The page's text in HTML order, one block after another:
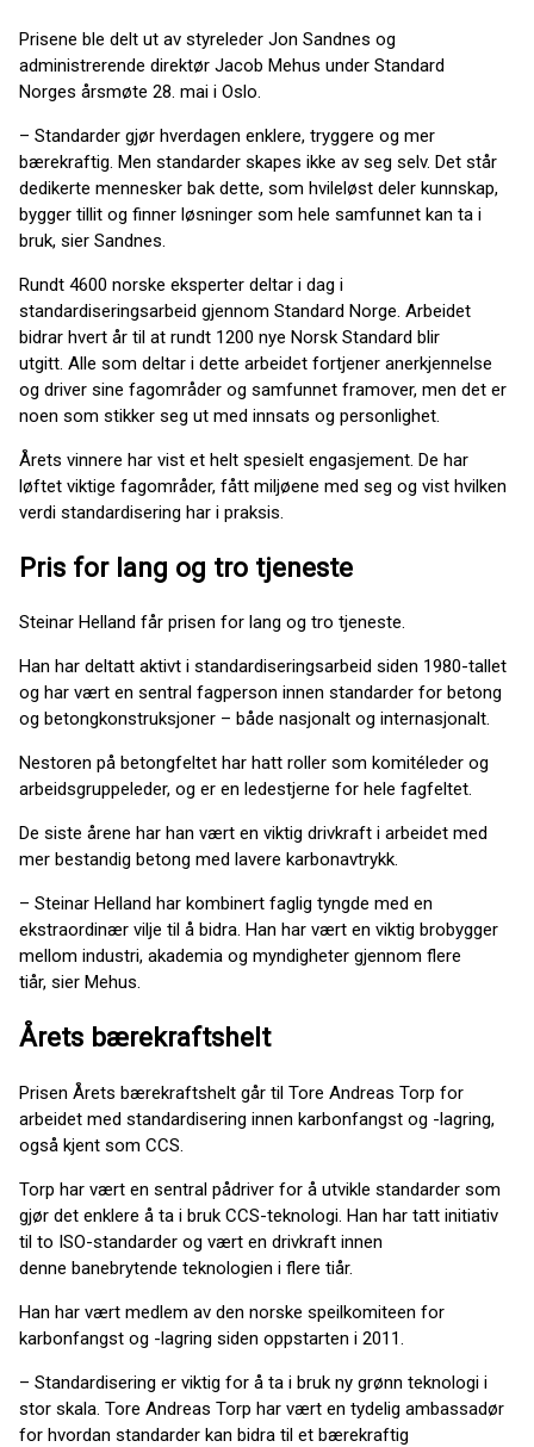
Prisene ble delt ut av styreleder Jon Sandnes og
administrerende direktør Jacob Mehus under Standard
Norges årsmøte 28. mai i Oslo.
– Standarder gjør hverdagen enklere, tryggere og mer
bærekraftig. Men standarder skapes ikke av seg selv. Det står
dedikerte mennesker bak dette, som hvileløst deler kunnskap,
bygger tillit og finner løsninger som hele samfunnet kan ta i
bruk, sier Sandnes.
Rundt 4600 norske eksperter deltar i dag i
standardiseringsarbeid gjennom Standard Norge. Arbeidet
bidrar hvert år til at rundt 1200 nye Norsk Standard blir
utgitt. Alle som deltar i dette arbeidet fortjener anerkjennelse
og driver sine fagområder og samfunnet framover, men det er
noen som stikker seg ut med innsats og personlighet.
Årets vinnere har vist et helt spesielt engasjement. De har
løftet viktige fagområder, fått miljøene med seg og vist hvilken
verdi standardisering har i praksis.
Pris for lang og tro tjeneste
Steinar Helland får prisen for lang og tro tjeneste.
Han har deltatt aktivt i standardiseringsarbeid siden 1980-tallet
og har vært en sentral fagperson innen standarder for betong
og betongkonstruksjoner – både nasjonalt og internasjonalt.
Nestoren på betongfeltet har hatt roller som komitéleder og
arbeidsgruppeleder, og er en ledestjerne for hele fagfeltet.
De siste årene har han vært en viktig drivkraft i arbeidet med
mer bestandig betong med lavere karbonavtrykk.
– Steinar Helland har kombinert faglig tyngde med en
ekstraordinær vilje til å bidra. Han har vært en viktig brobygger
mellom industri, akademia og myndigheter gjennom flere
tiår, sier Mehus.
Årets bærekraftshelt
Prisen Årets bærekraftshelt går til Tore Andreas Torp for
arbeidet med standardisering innen karbonfangst og -lagring,
også kjent som CCS.
Torp har vært en sentral pådriver for å utvikle standarder som
gjør det enklere å ta i bruk CCS-teknologi. Han har tatt initiativ
til to ISO-standarder og vært en drivkraft innen
denne banebrytende teknologien i flere tiår.
Han har vært medlem av den norske speilkomiteen for
karbonfangst og -lagring siden oppstarten i 2011.
– Standardisering er viktig for å ta i bruk ny grønn teknologi i
stor skala. Tore Andreas Torp har vært en tydelig ambassadør
for hvordan standarder kan bidra til et bærekraftig